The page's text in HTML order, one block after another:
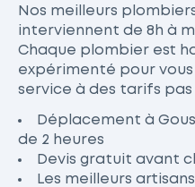
Nos meilleurs
interviennent de 8h à
Chaque plombier est
expérimenté pour
service à des tarifs pas
Déplacement à
de 2 heures
Devis gratuit avant
Les meilleurs